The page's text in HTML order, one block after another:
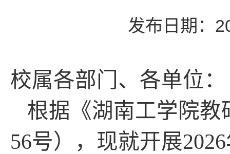
发布日期：
校属各部门、各单位：
根据《湖南工学院
56号），现就开展